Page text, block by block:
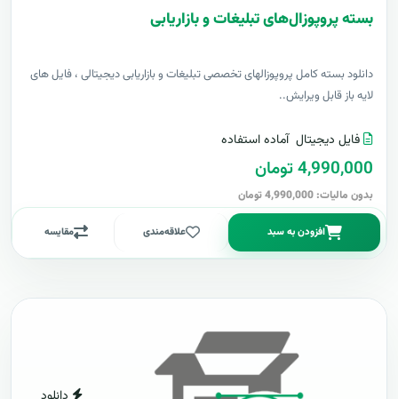
بسته پروپوزال‌های تبلیغات و بازاریابی
دانلود بسته کامل پروپوزالهای تخصصی تبلیغات و بازاریابی دیجیتالی ، فایل های
لایه باز قابل ویرایش..
فایل دیجیتال آماده استفاده
4,990,000 تومان
بدون مالیات: 4,990,000 تومان
افزودن به سبد علاقه‌مندی مقایسه